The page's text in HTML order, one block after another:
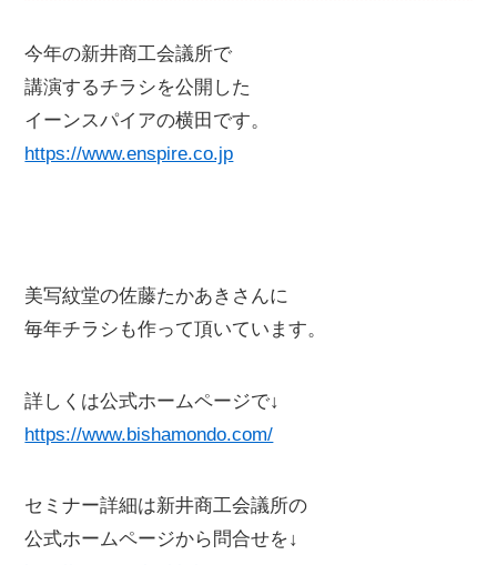
今年の新井商工会議所で
講演するチラシを公開した
イーンスパイアの横田です。
https://www.enspire.co.jp
美写紋堂の佐藤たかあきさんに
毎年チラシも作って頂いています。
詳しくは公式ホームページで↓
https://www.bishamondo.com/
セミナー詳細は新井商工会議所の
公式ホームページから問合せを↓